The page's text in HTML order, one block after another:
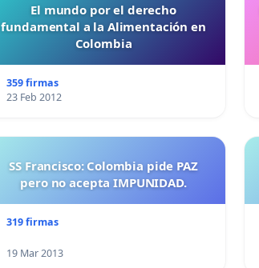
El mundo por el derecho
fundamental a la Alimentación en
Colombia
359 firmas
23 Feb 2012
SS Francisco: Colombia pide PAZ
pero no acepta IMPUNIDAD.
319 firmas
19 Mar 2013